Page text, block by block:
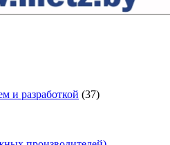
и разработкой (37)